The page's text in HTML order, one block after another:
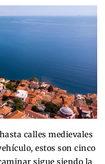
calles medievales
estos son cinco
sigue siendo la